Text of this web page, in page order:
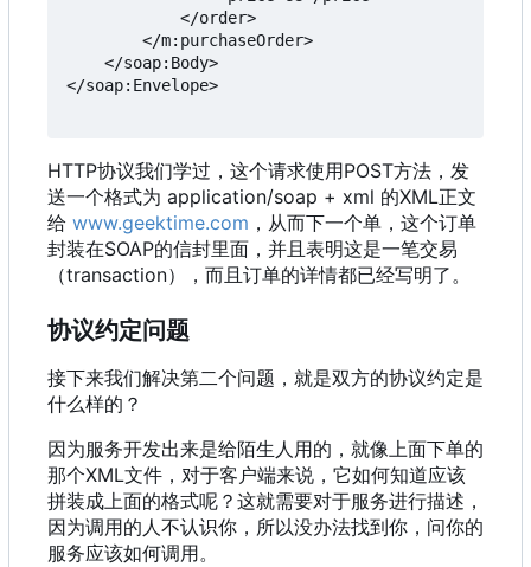
</soap:Envelope>
HTTP协议我们学过 ， 这个请求使用POST方法 ， 发
送一个格式为 application/soap + xml 的XML正文
给 www.geektime.com ， 从而下一个单 ， 这个订单
封装在SOAP的信封里面 ， 并且表明这是一笔交易
（transaction） ， 而且订单的详情都已经写明了。
协议约定问题
接下来我们解决第二个问题，就是双方的协议约定是
什么样的？
因为服务开发出来是给陌生人用的 ， 就像上面下单的
那个XML文件 ， 对于客户端来说 ， 它如何知道应该
拼装成上面的格式呢 ？ 这就需要对于服务进行描述 ，
因为调用的人不认识你 ， 所以没办法找到你 ， 问你的
服务应该如何调用。